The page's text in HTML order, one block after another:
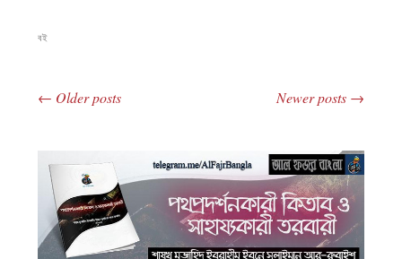
বই
Post navigation
← Older posts Newer posts →